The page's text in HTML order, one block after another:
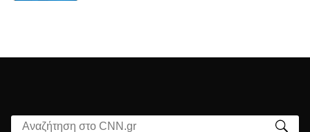
Αναζήτηση στο CNN.gr